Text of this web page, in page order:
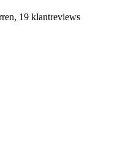
19 klantreviews